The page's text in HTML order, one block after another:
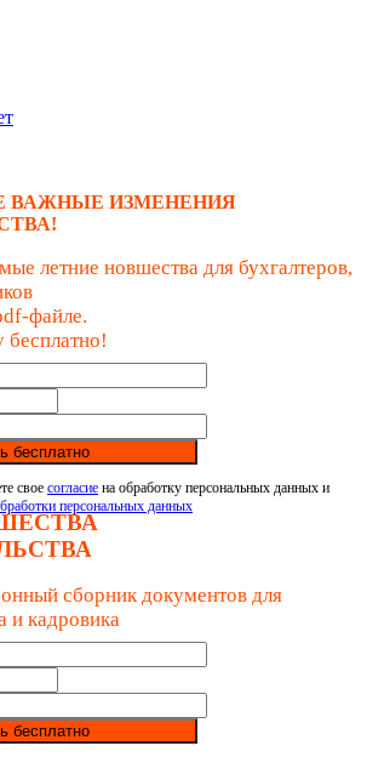
ВАЖНЫЕ ИЗМЕНЕНИЯ
летние новшества для бухгалтеров,
файле.
бесплатно!
бесплатно
свое согласие на обработку персональных данных и
персональных данных
сборник документов для
и кадровика
бесплатно